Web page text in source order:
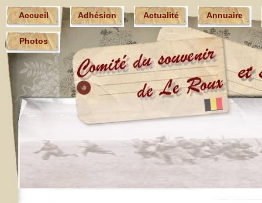
Accueil Adhésion Actualité Annuaire
Photos